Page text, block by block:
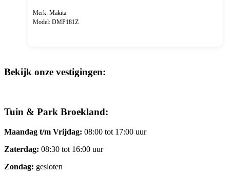
Merk: Makita
Model: DMP181Z
Bekijk onze vestigingen:
Tuin & Park Broekland:
Maandag t/m Vrijdag: 08:00 tot 17:00 uur
Zaterdag: 08:30 tot 16:00 uur
Zondag: gesloten